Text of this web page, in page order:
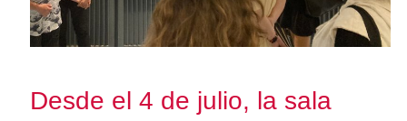
Desde el 4 de julio, la sala